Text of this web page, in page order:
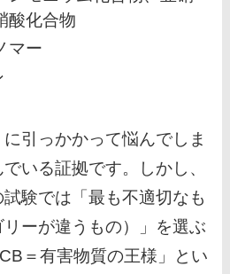
酸化合物
マー
引っかかって悩んでしま
いる証拠です。しかし、
験では「最も不適切なも
ーが違うもの）」を選ぶ
＝有害物質の王様」とい